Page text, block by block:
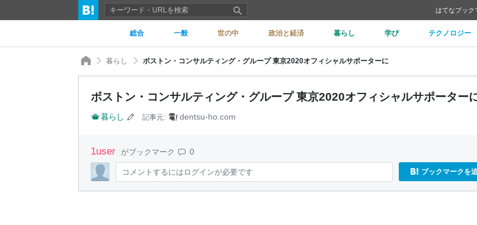
はてなブック
総合 一般 世の中 政治と経済 暮らし 学び テクノロジー
暮らし ボストン・コンサルティング・グループ 東京2020オフィシャルサポーターに
ボストン・コンサルティング・グループ 東京2020オフィシャルサポーター
暮らし 記事元: dentsu-ho.com
1user がブックマーク 0
コメントするにはログインが必要です ブックマークを